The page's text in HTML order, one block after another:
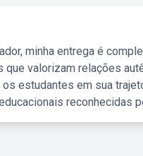
minha entrega é
que valorizam relações
estudantes em sua
reconhecidas